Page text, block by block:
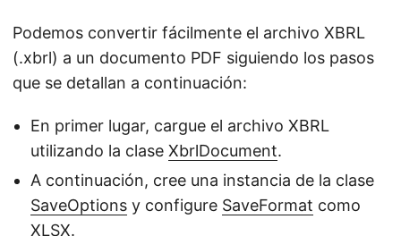
Podemos convertir fácilmente el archivo XBRL
(.xbrl) a un documento PDF siguiendo los pasos
que se detallan a continuación:
En primer lugar, cargue el archivo XBRL
utilizando la clase XbrlDocument.
A continuación, cree una instancia de la clase
SaveOptions y configure SaveFormat como
XLSX.